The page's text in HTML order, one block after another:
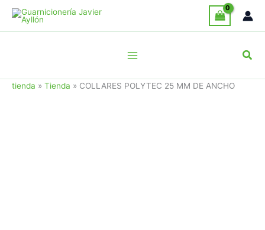
contenido
tienda » Tienda » COLLARES POLYTEC 25 MM DE ANCHO